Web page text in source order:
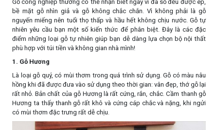
Gỗ công nghiệp thường có thể nhận biết ngay vì đa số đều được ép,
bề mặt gỗ nhìn giả và gỗ không chắc chắn. Vì không phải là gỗ
nguyến miếng nên tuổi thọ thấp và hầu hết không chịu nước. Gỗ tự
nhiên yêu cầu bạn một số kiến thức để phân biệt. Đây là các đặc
điểm những loại gỗ tự nhiên giúp bạn dễ dàng lựa chọn bộ nội thất
phù hợp với túi tiền và không gian nhà mình!
1. Gỗ Hương
Là loại gỗ quý, có mùi thơm trong quá trình sử dụng. Gỗ có màu nâu
hồng khi đã được đưa vào sử dụng theo thời gian: vân đẹp, thớ gỗ lại
rất nhỏ. Bản chất của gỗ Hương là rất cứng, rắn, chắc. Cầm thanh gỗ
Hương ta thấy thanh gỗ rất khô và cứng cáp chắc và nặng, khi ngửi
có mùi thơm đặc trưng rất dễ chịu.